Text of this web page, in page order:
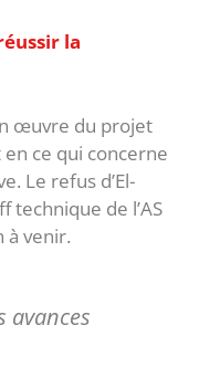
la
œuvre du projet
ce qui concerne
Le refus d’El-
technique de l’AS
à venir.
avances